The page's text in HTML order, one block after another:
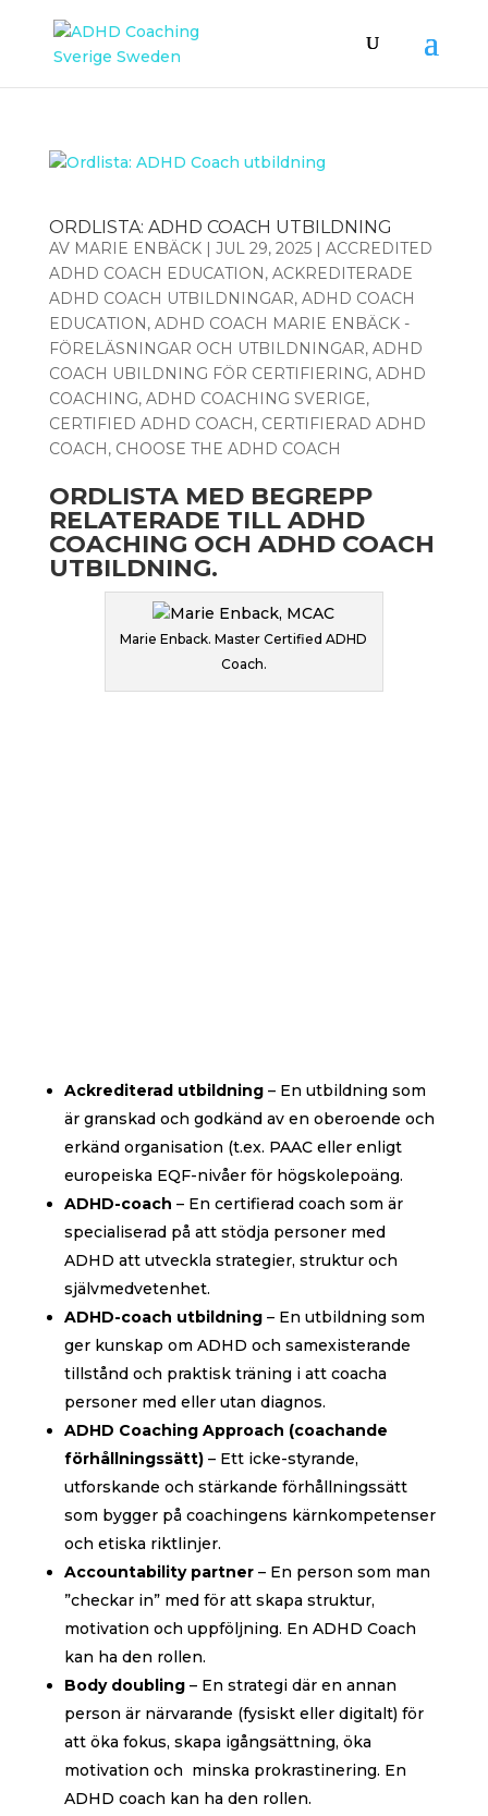
ORDLISTA: ADHD COACH UTBILDNING
AV MARIE ENBÄCK| JUL 29, 2025| ACCREDITED
ADHD COACH EDUCATION, ACKREDITERADE
ADHD COACH UTBILDNINGAR, ADHD COACH
EDUCATION, ADHD COACH MARIE ENBÄCK -
FÖRELÄSNINGAR OCH UTBILDNINGAR, ADHD
COACH UBILDNING FÖR CERTIFIERING, ADHD
COACHING, ADHD COACHING SVERIGE,
CERTIFIED ADHD COACH, CERTIFIERAD ADHD
COACH, CHOOSE THE ADHD COACH
ORDLISTA MED BEGREPP
RELATERADE TILL ADHD
COACHING OCH ADHD COACH
UTBILDNING.
Marie Enback. Master Certified ADHD
Coach.
Ackrediterad utbildning– En utbildning som
är granskad och godkänd av en oberoende och
erkänd organisation (t.ex. PAAC eller enligt
europeiska EQF-nivåer för högskolepoäng.
ADHD-coach – En certifierad coach som är
specialiserad på att stödja personer med
ADHD att utveckla strategier, struktur och
självmedvetenhet.
ADHD-coach utbildning– En utbildning som
ger kunskap om ADHD och samexisterande
tillstånd och praktisk träning i att coacha
personer med eller utan diagnos.
ADHD Coaching Approach (coachande
förhållningssätt)– Ett icke-styrande,
utforskande och stärkande förhållningssätt
som bygger på coachingens kärnkompetenser
och etiska riktlinjer.
Accountability partner– En person som man
”checkar in” med för att skapa struktur,
motivation och uppföljning. En ADHD Coach
kan ha den rollen.
Body doubling– En strategi där en annan
person är närvarande (fysiskt eller digitalt) för
att öka fokus, skapa igångsättning, öka
motivation och minska prokrastinering. En
ADHD coach kan ha den rollen.